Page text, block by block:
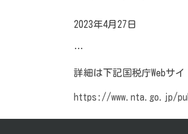
2023年4月27日
…
詳細は下記国税庁Webサ
https://www.nta.go.jp/